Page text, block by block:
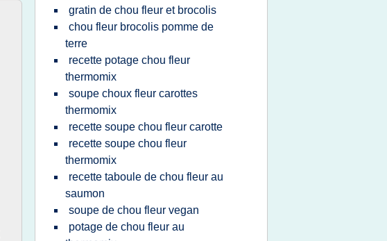
gratin de chou fleur et brocolis
chou fleur brocolis pomme de
terre
recette potage chou fleur
thermomix
soupe choux fleur carottes
thermomix
recette soupe chou fleur carotte
recette soupe chou fleur
thermomix
recette taboule de chou fleur au
saumon
soupe de chou fleur vegan
potage de chou fleur au